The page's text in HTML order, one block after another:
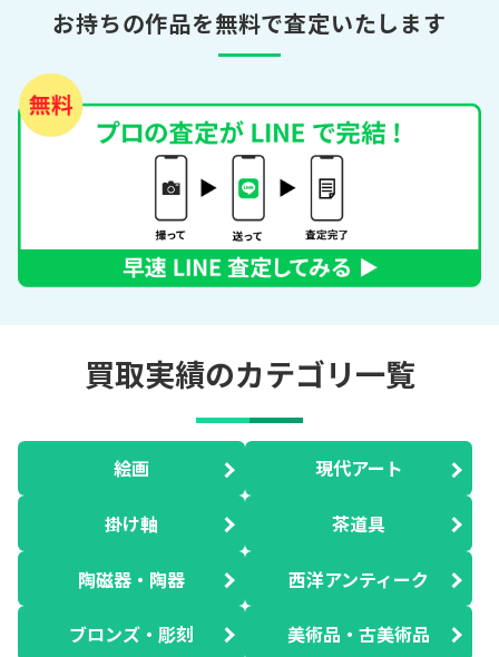
お持ちの作品を無料で査定いたします
買取実績のカテゴリ一覧
絵画 現代アート
掛け軸 茶道具
陶磁器・陶器 西洋アンティーク
ブロンズ・彫刻 美術品・古美術品